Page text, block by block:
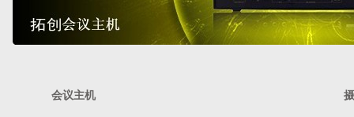
会议主机